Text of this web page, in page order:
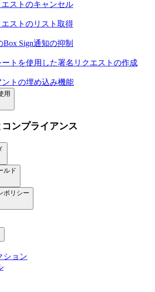
エストのキャンセル
エストのリスト取得
Sign通知の抑制
ートを使用した署名リクエストの作成
ントの埋め込み機能
用
ンプライアンス
ルド
ポリシー
ション